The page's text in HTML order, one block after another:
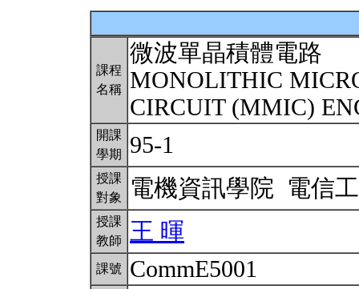
課程
名稱
微波單晶積體電路
MONOLITHIC
CIRCUIT (MMIC)
開課
學期
95-1
授課
對象
電機資訊學院 電信
授課
教師
王 暉
課號 CommE5001